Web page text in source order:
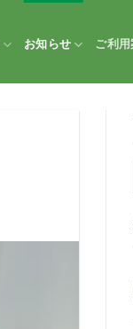
お知らせ ご利用